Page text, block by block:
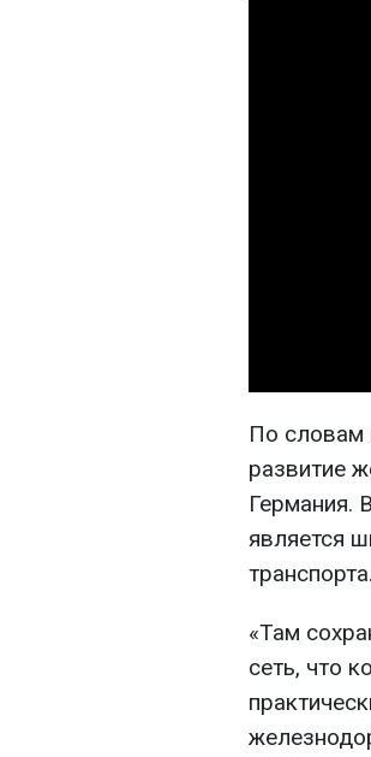
По словам
развитие
Германия.
является
транспорта.
«Там
сеть, что